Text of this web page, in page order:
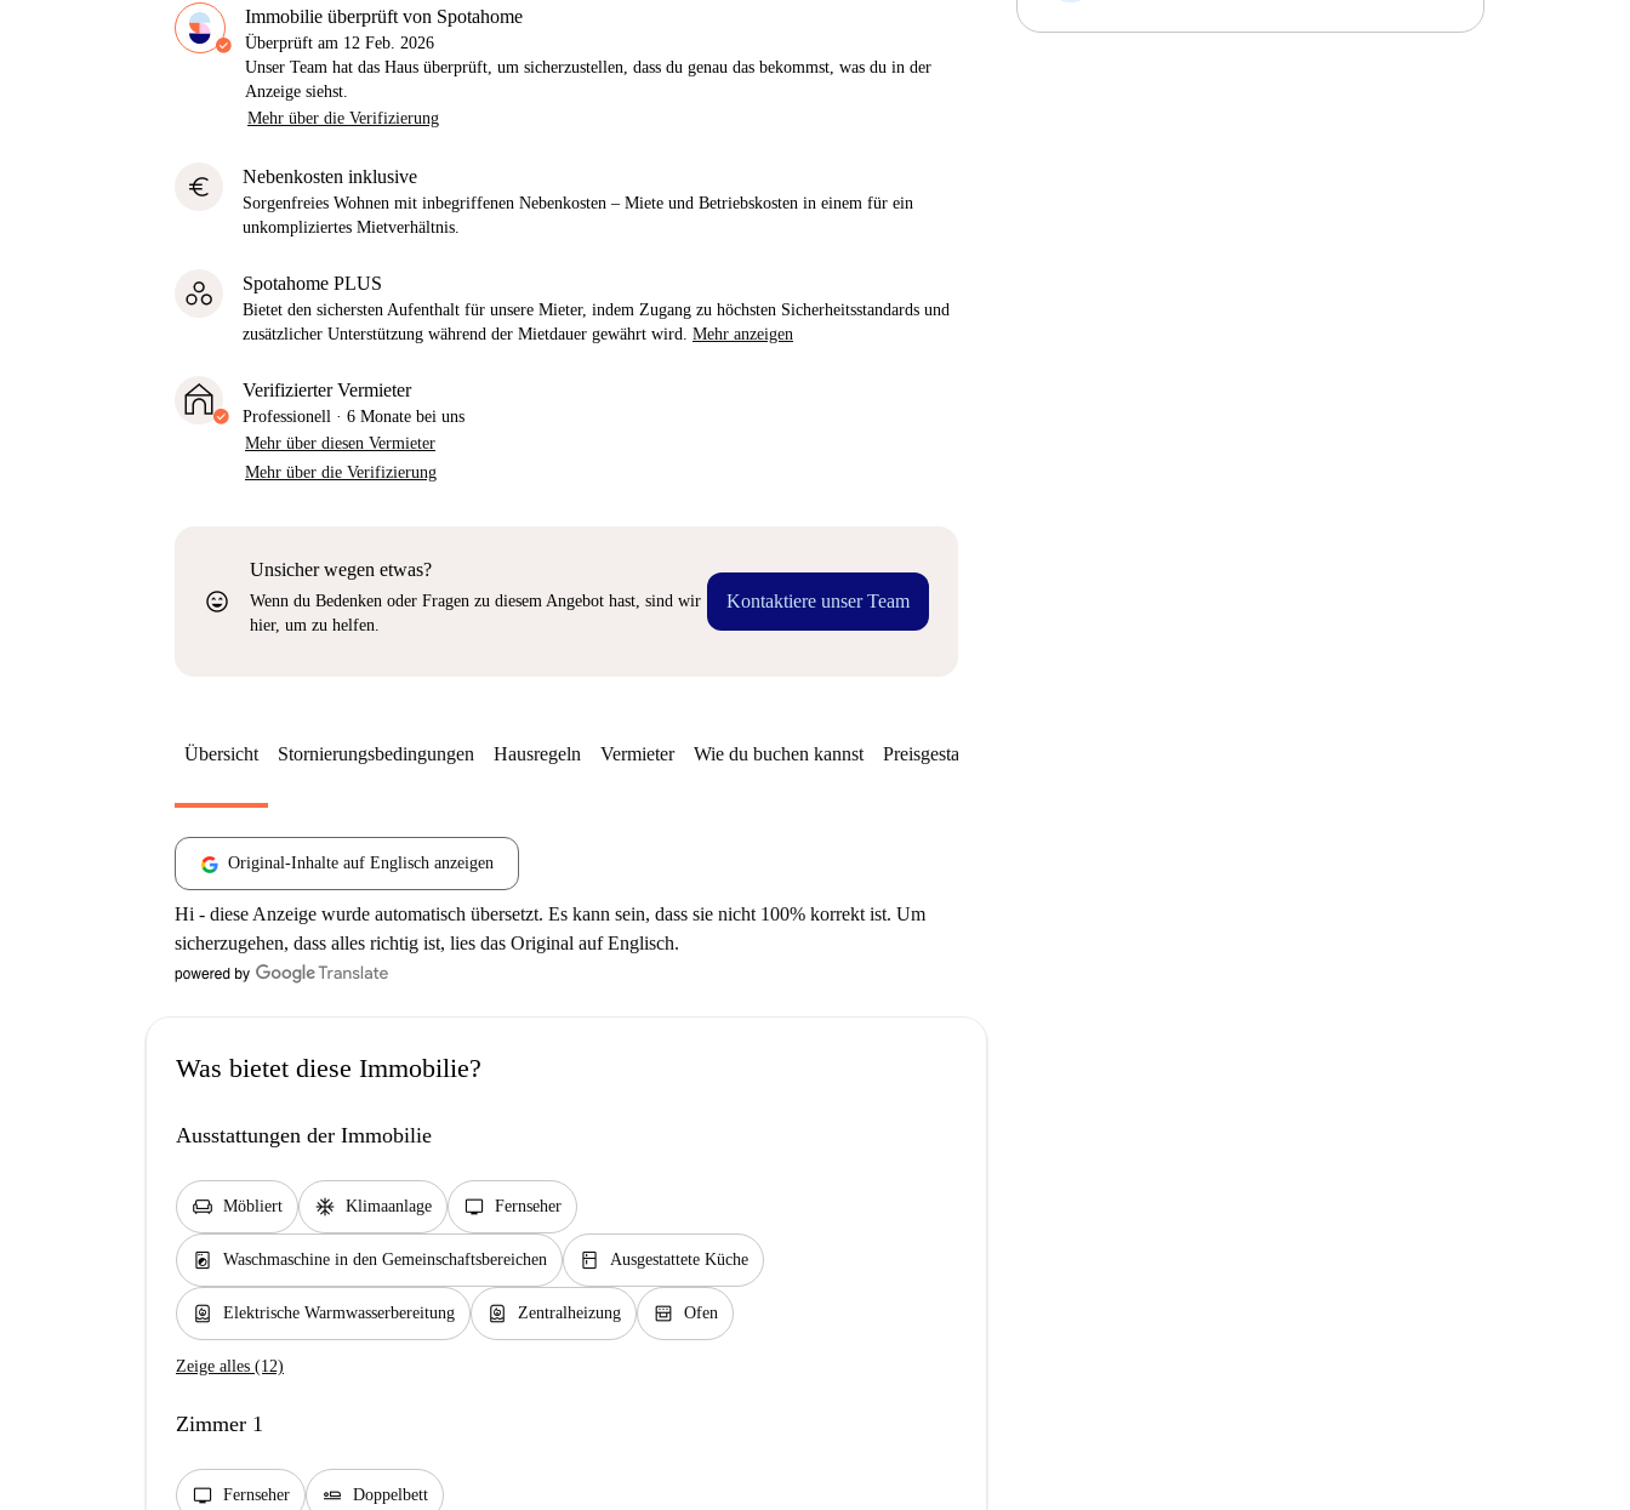
Immobilie überprüft von Spotahome
Überprüft am 12 Feb. 2026
Unser Team hat das Haus überprüft, um sicherzustellen, dass du genau das bekommst, was du in der
Anzeige siehst.
Mehr über die Verifizierung
euro Nebenkosten inklusive
Sorgenfreies Wohnen mit inbegriffenen Nebenkosten – Miete und Betriebskosten in einem für ein
unkompliziertes Mietverhältnis.
Spotahome PLUS
Bietet den sichersten Aufenthalt für unsere Mieter, indem Zugang zu höchsten Sicherheitsstandards und
zusätzlicher Unterstützung während der Mietdauer gewährt wird. Mehr anzeigen
Verifizierter Vermieter
Professionell · 6 Monate bei uns
Mehr über diesen Vermieter
Mehr über die Verifizierung
sentiment_very_satisfied
Unsicher wegen etwas?
Wenn du Bedenken oder Fragen zu diesem Angebot hast, sind wir
hier, um zu helfen.
Kontaktiere unser Team
finden oder B) den gezahlten Betrag vollständig
Übersicht Stornierungsbedingungen Hausregeln Vermieter Wie du buchen kannst Preisgestaltung
Original-Inhalte auf Englisch anzeigen
Hi - diese Anzeige wurde automatisch übersetzt. Es kann sein, dass sie nicht 100% korrekt ist. Um
sicherzugehen, dass alles richtig ist, lies das Original auf Englisch.
Was bietet diese Immobilie?
Ausstattungen der Immobilie
chair Möbliert ac_unit Klimaanlage tv Fernseher
local_laundry_service Waschmaschine in den Gemeinschaftsbereichen kitchen Ausgestattete Küche
water_heater Elektrische Warmwasserbereitung water_heater Zentralheizung oven_gen Ofen
Zeige alles (12)
Zimmer 1
tv Fernseher airline_seat_flat Doppelbett